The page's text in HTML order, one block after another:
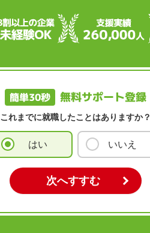
簡単30秒 無料サポート登録
これまでに就職したことはありますか？
はい いいえ